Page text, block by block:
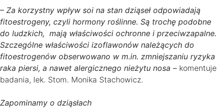
– Za korzystny wpływ soi na stan dziąseł odpowiadają
fitoestrogeny, czyli hormony roślinne. Są trochę podobne
do ludzkich, mają właściwości ochronne i przeciwzapalne.
Szczególne właściwości izoflawonów należących do
fitoestrogenów obserwowano w m.in. zmniejszaniu ryzyka
raka piersi, a nawet alergicznego nieżytu nosa – komentuje
badania, lek. Stom. Monika Stachowicz.
Zapominamy o dziąsłach